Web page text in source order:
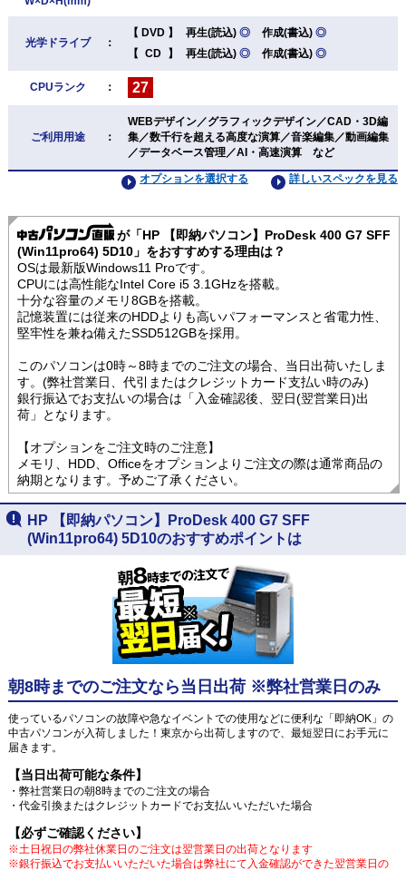
光学ドライブ ：
【 DVD 】 再生(読込) ◎ 作成(書込) ◎
【 CD 】 再生(読込) ◎ 作成(書込) ◎
CPUランク ： 27
ご利用用途 ：
WEBデザイン／グラフィックデザイン／CAD・3D編
集／数千行を超える高度な演算／音楽編集／動画編集
／データベース管理／AI・高速演算 など
詳しいスペックを見る
オプションを選択する
が「HP 【即納パソコン】ProDesk 400 G7 SFF
(Win11pro64) 5D10」をおすすめする理由は？
OSは最新版Windows11 Proです。
CPUには高性能なIntel Core i5 3.1GHzを搭載。
十分な容量のメモリ8GBを搭載。
記憶装置には従来のHDDよりも高いパフォーマンスと省電力性、
堅牢性を兼ね備えたSSD512GBを採用。
このパソコンは0時～8時までのご注文の場合、当日出荷いたしま
す。(弊社営業日、代引またはクレジットカード支払い時のみ)
銀行振込でお支払いの場合は「入金確認後、翌日(翌営業日)出
荷」となります。
【オプションをご注文時のご注意】
メモリ、HDD、Officeをオプションよりご注文の際は通常商品の
納期となります。予めご了承ください。
HP 【即納パソコン】ProDesk 400 G7 SFF
(Win11pro64) 5D10のおすすめポイントは
朝8時までのご注文なら当日出荷 ※弊社営業日のみ
使っているパソコンの故障や急なイベントでの使用などに便利な「即納OK」の
中古パソコンが入荷しました！東京から出荷しますので、最短翌日にお手元に
届きます。
【当日出荷可能な条件】
・弊社営業日の朝8時までのご注文の場合
・代金引換またはクレジットカードでお支払いいただいた場合
【必ずご確認ください】
※土日祝日の弊社休業日のご注文は翌営業日の出荷となります
※銀行振込でお支払いいただいた場合は弊社にて入金確認ができた翌営業日の